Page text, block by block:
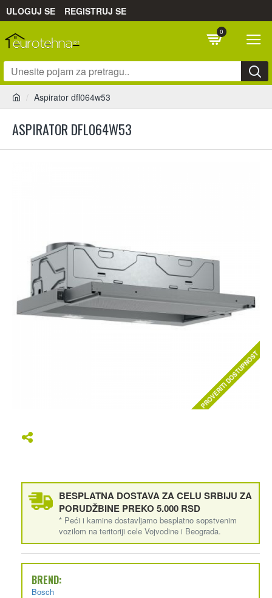
ULOGUJ SE REGISTRUJ SE
0
Aspirator dfl064w53
ASPIRATOR DFL064W53
PROVERITI DOSTUPNOST
BESPLATNA DOSTAVA ZA CELU SRBIJU ZA
PORUDŽBINE PREKO 5.000 RSD
* Peći i kamine dostavljamo besplatno sopstvenim
vozilom na teritoriji cele Vojvodine i Beograda.
BREND:
Bosch